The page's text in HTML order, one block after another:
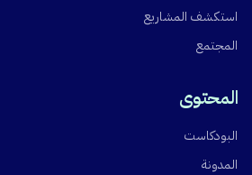
استكشف المشاريع
المجتمع
المحتوى
البودكاست
المدونة